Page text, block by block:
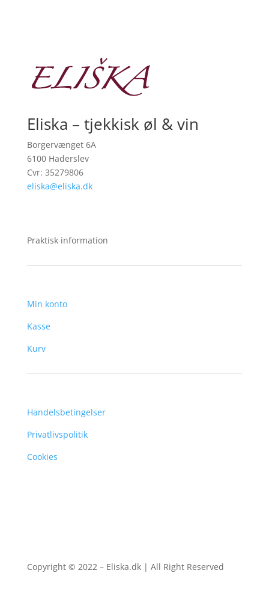
Eliska – tjekkisk øl & vin
Borgervænget 6A
6100 Haderslev
Cvr: 35279806
eliska@eliska.dk
Praktisk information
Min konto
Kasse
Kurv
Handelsbetingelser
Privatlivspolitik
Cookies
Copyright © 2022 – Eliska.dk | All Right Reserved